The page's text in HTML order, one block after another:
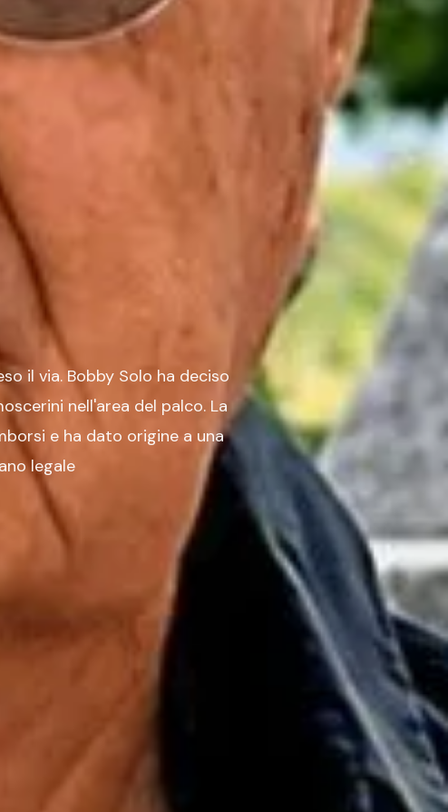
il via. Bobby Solo ha deciso
nell'area del palco. La
e ha dato origine a una
legale